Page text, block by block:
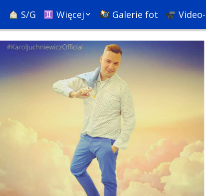
S/G
Więcej
Nauka
Podróże
Bóg, religie i rozwój
duchowy
Społeczne+
Psychologia i
pedagogika
HR & Kariera
Galerie fot